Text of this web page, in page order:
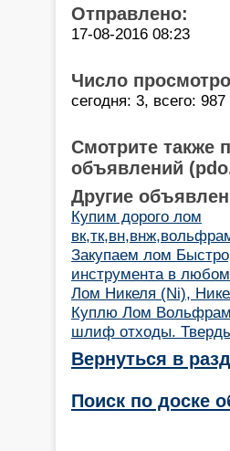
Отправлено:
17-08-2016 08:23
Число
сегодня: 3, всего: 987
Смотрите также
объявлений
Другие
Купим дорого лом
Закупаем лом
инструмента в
Лом Никеля (Ni),
Куплю Лом
шлиф отходы.
Вернуться в
Поиск по доске